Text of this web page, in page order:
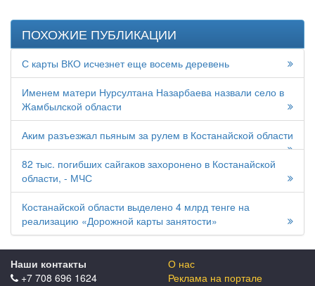
ПОХОЖИЕ ПУБЛИКАЦИИ
С карты ВКО исчезнет еще восемь деревень
Именем матери Нурсултана Назарбаева назвали село в
Жамбылской области
Аким разъезжал пьяным за рулем в Костанайской области
82 тыс. погибших сайгаков захоронено в Костанайской
области, - МЧС
Костанайской области выделено 4 млрд тенге на
реализацию «Дорожной карты занятости»
Наши контакты
+7 708 696 1624
О нас
Реклама на портале